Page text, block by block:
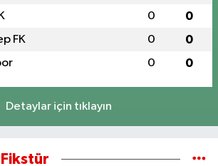
0 0
FK 0 0
0 0
Detaylar için tıklayın